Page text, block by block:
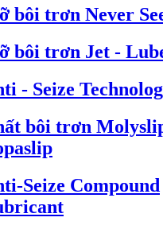
bôi trơn Never
bôi trơn Jet -
- Seize
bôi trơn
Seize Compound